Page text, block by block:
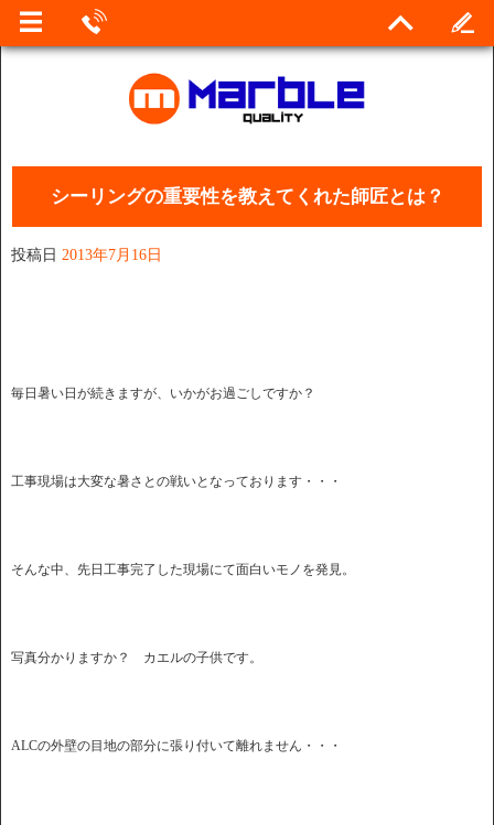
シーリングの重要性を教えてくれた師匠とは？
投稿日 2013年7月16日
毎日暑い日が続きますが、いかがお過ごしですか？
工事現場は大変な暑さとの戦いとなっております・・・
そんな中、先日工事完了した現場にて面白いモノを発見。
写真分かりますか？ カエルの子供です。
ALCの外壁の目地の部分に張り付いて離れません・・・